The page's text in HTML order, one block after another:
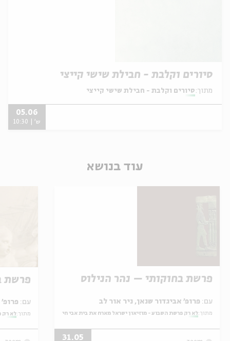
סיורים וקלבת - חבילת שישי קייצי
מתוך: סיורים וקלבת - חבילת שישי קייצי
05.06
ש' | 10:30
עוד בנושא
פרשת בחוקותי – נהר הנילוס
עם:
מתוך: לא רק פרשת השבוע - מוזיאון ישראל מארח את בית אבי חי
31.05
פרשת
עם:
מתוך: לא רק